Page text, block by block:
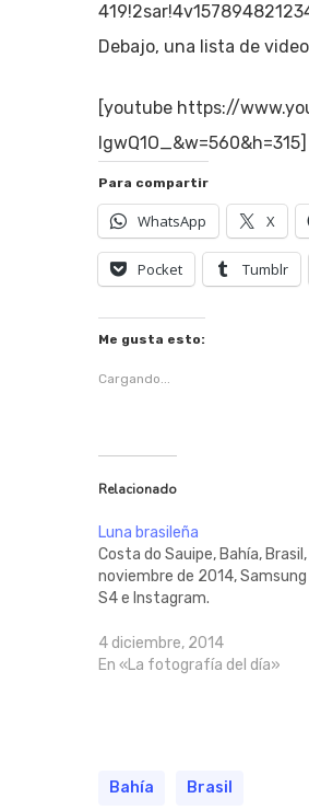
Debajo, una lista de
[youtube https://
IgwQ1O_&w=560&h=315]
Para compartir
WhatsApp X
Pocket Tumblr
Me gusta esto:
Cargando...
Relacionado
Luna brasileña
Costa do Sauipe, Bahía,
noviembre de 2014,
S4 e Instagram.
4 diciembre, 2014
En «La fotografía del día»
Bahía Brasil